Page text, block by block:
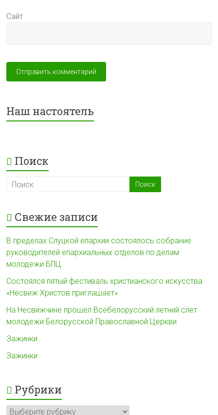
Сайт
Наш настоятель
Поиск
Свежие записи
В пределах Слуцкой епархии состоялось собрание
руководителей епархиальных отделов по делам
молодежи БПЦ
Состоялся пятый фестиваль христианского искусства
«Несвиж Христов приглашает»
На Несвижчине прошел Всебелорусский летний слет
молодежи Белорусской Православной Церкви
Зажинки
Зажинки
Рубрики
Рубрики